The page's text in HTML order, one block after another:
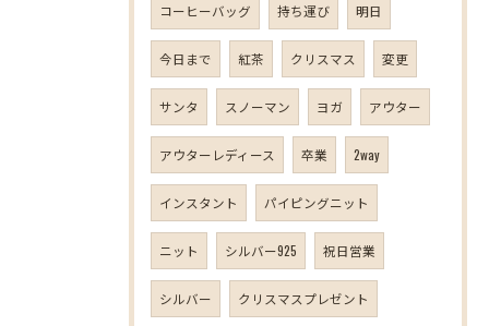
コーヒーバッグ 持ち運び 明日
今日まで 紅茶 クリスマス 変更
サンタ スノーマン ヨガ アウター
アウターレディース 卒業 2way
インスタント パイピングニット
ニット シルバー925 祝日営業
シルバー クリスマスプレゼント